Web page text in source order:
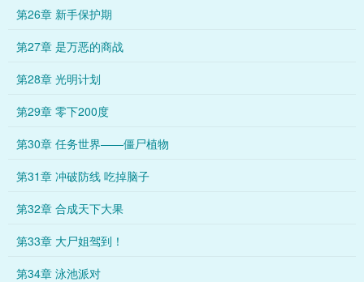
第26章 新手保护期
第27章 是万恶的商战
第28章 光明计划
第29章 零下200度
第30章 任务世界——僵尸植物
第31章 冲破防线 吃掉脑子
第32章 合成天下大果
第33章 大尸姐驾到！
第34章 泳池派对